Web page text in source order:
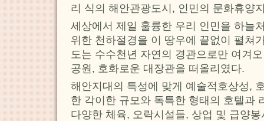
리 식의 해안관광도시, 인민의 문화휴양
세상에서 제일 훌륭한 우리 인민을 하늘
위한 천하절경을 이 땅우에 끝없이 펼쳐
도는 수수천년 자연의 경관으로만 여겨
공원, 호화로운 대장관을 떠올리였다.
해안지대의 특성에 맞게 예술적호상성,
한 각이한 규모와 독특한 형태의 호텔과
다양한 체육, 오락시설들, 상업 및 급양